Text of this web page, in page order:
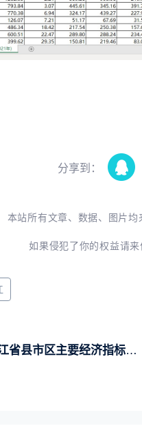
分享到：
本站所有文章、数据、图片
如果侵犯了你的权益请
县市区主要经济指标统计